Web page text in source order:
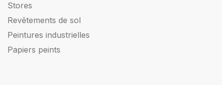
Stores
Revêtements de sol
Peintures industrielles
Papiers peints